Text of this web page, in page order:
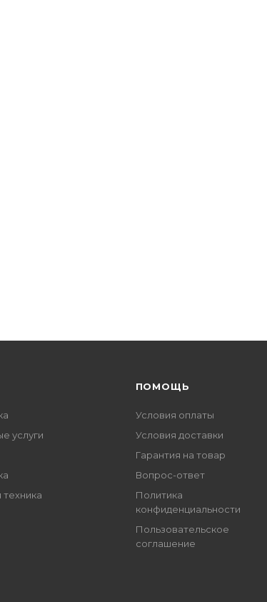
услуги
ПОМОЩЬ
Условия оплаты
Условия доставки
Гарантия на товар
Вопрос-ответ
Политика
конфиденциальности
Пользовательское
соглашение